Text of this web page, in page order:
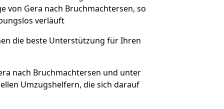
von Gera nach Bruchmachtersen, so
verläuft
die beste Unterstützung für Ihren
nach Bruchmachtersen und unter
Umzugshelfern, die sich darauf